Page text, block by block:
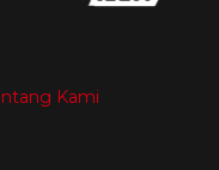
Kami